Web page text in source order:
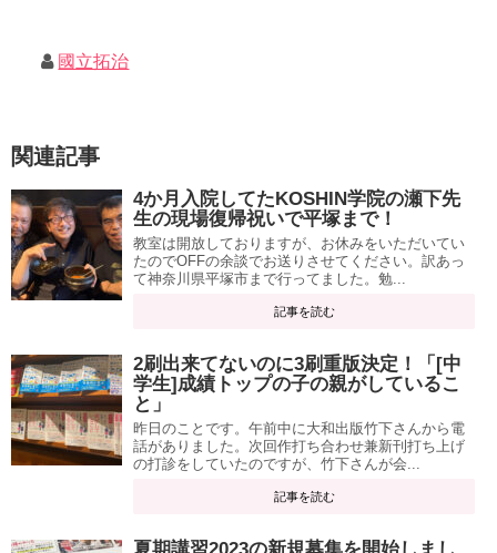
國立拓治
関連記事
4か月入院してたKOSHIN学院の瀬下先
生の現場復帰祝いで平塚まで！
教室は開放しておりますが、お休みをいただいてい
たのでOFFの余談でお送りさせてください。訳あっ
て神奈川県平塚市まで行ってました。勉...
記事を読む
2刷出来てないのに3刷重版決定！「[中
学生]成績トップの子の親がしているこ
と」
昨日のことです。午前中に大和出版竹下さんから電
話がありました。次回作打ち合わせ兼新刊打ち上げ
の打診をしていたのですが、竹下さんが会...
記事を読む